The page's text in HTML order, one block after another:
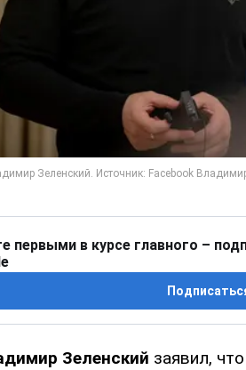
первыми в курсе главного –
Зеленский заявил,